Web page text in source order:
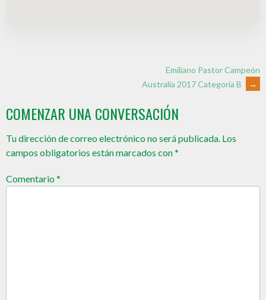
Emiliano Pastor Campeón
Australia 2017 Categoría B
→
COMENZAR UNA CONVERSACIÓN
Tu dirección de correo electrónico no será publicada. Los
campos obligatorios están marcados con*
Comentario*